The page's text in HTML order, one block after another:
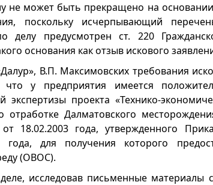
не может быть прекращено на
поскольку исчерпывающий
делу предусмотрен ст. 220
основания как отзыв искового
В.П. Максимовских требования
у предприятия имеется
экспертизы проекта «Технико-
отработке Далматовского
18.02.2003 года, утвержденного
для получения которого
(ОВОС).
исследовав письменные материалы